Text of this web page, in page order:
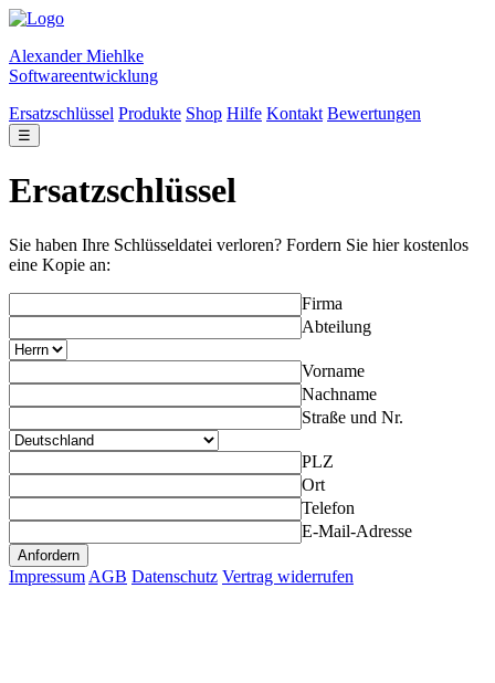
Alexander Miehlke
Softwareentwicklung
Ersatzschlüssel Produkte Shop Hilfe Kontakt Bewertungen
☰
Ersatzschlüssel
Sie haben Ihre Schlüsseldatei verloren? Fordern Sie hier kostenlos
eine Kopie an:
Firma
Abteilung
Vorname
Nachname
Straße und Nr.
PLZ
Ort
Telefon
E-Mail-Adresse
Impressum AGB Datenschutz Vertrag widerrufen